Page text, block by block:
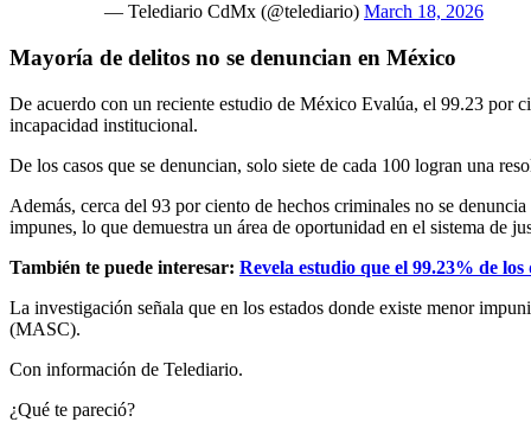
— Telediario CdMx (@telediario) March 18, 2026
Mayoría de delitos no se denuncian en México
De acuerdo con un reciente estudio de México Evalúa, el 99.23 por
incapacidad institucional.
De los casos que se denuncian, solo siete de cada 100 logran una
Además, cerca del 93 por ciento de hechos criminales no se
impunes, lo que demuestra un área de oportunidad en el sistema de
También te puede interesar: Revela estudio que el 99.23% de
La investigación señala que en los estados donde existe menor
(MASC).
Con información de Telediario.
¿Qué te pareció?